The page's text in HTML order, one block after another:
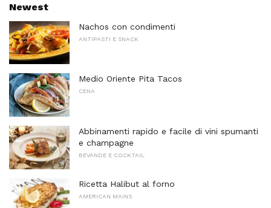
Newest
Nachos con condimenti
ANTIPASTI E SNACK
Medio Oriente Pita Tacos
CENA
Abbinamenti rapido e facile di vini spumanti
e champagne
BEVANDE E COCKTAIL
Ricetta Halibut al forno
AMERICAN MAINS